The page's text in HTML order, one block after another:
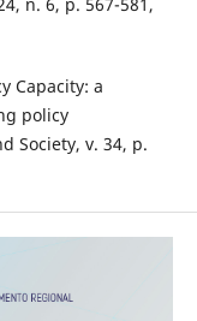
Capacity: a
policy
Society, v. 34, p.